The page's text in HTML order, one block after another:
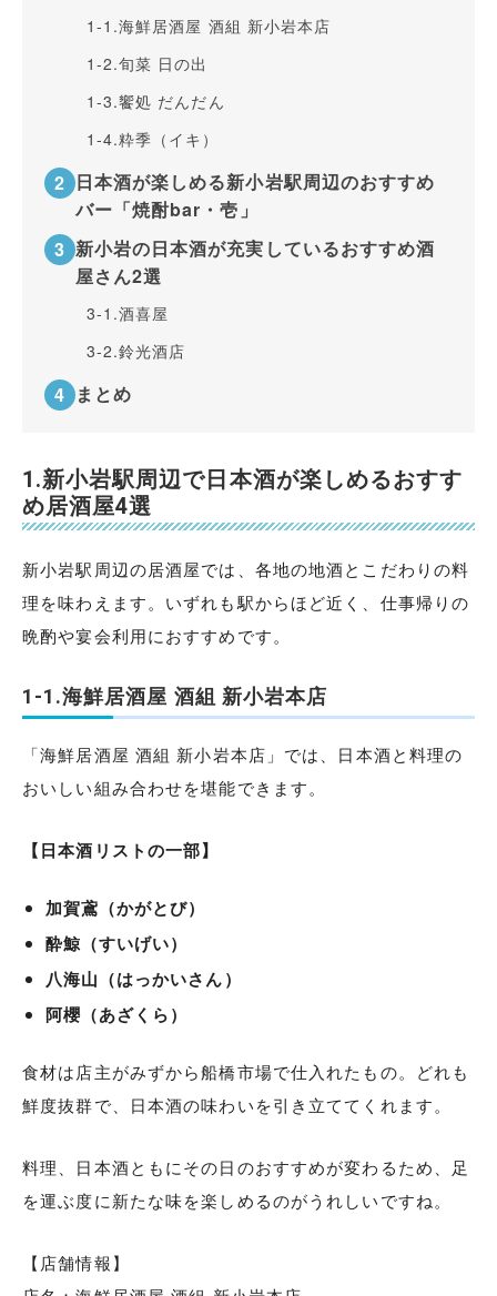
1-1.海鮮居酒屋 酒組 新小岩本店
1-2.旬菜 日の出
1-3.饗処 だんだん
1-4.粋季（イキ）
日本酒が楽しめる新小岩駅周辺のおすすめ
バー「焼酎bar・壱」
新小岩の日本酒が充実しているおすすめ酒
屋さん2選
3-1.酒喜屋
3-2.鈴光酒店
まとめ
1.新小岩駅周辺で日本酒が楽しめるおすす
め居酒屋4選
新小岩駅周辺の居酒屋では、各地の地酒とこだわりの料
理を味わえます。いずれも駅からほど近く、仕事帰りの
晩酌や宴会利用におすすめです。
1-1.海鮮居酒屋 酒組 新小岩本店
「海鮮居酒屋 酒組 新小岩本店」では、日本酒と料理の
おいしい組み合わせを堪能できます。
【日本酒リストの一部】
加賀鳶（かがとび）
酔鯨（すいげい）
八海山（はっかいさん）
阿櫻（あざくら）
食材は店主がみずから船橋市場で仕入れたもの。どれも
鮮度抜群で、日本酒の味わいを引き立ててくれます。
料理、日本酒ともにその日のおすすめが変わるため、足
を運ぶ度に新たな味を楽しめるのがうれしいですね。
【店舗情報】